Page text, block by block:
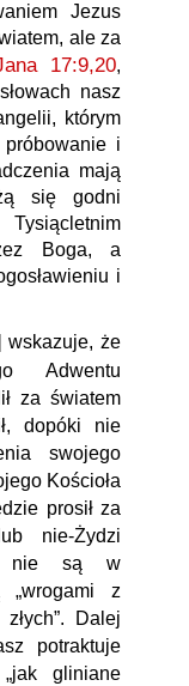
Jezus
ale za
17:9,20,
nasz
którym
i
mają
się godni
Boga, a
i
wskazuje, że
Adwentu
za światem
dopóki nie
swojego
Kościoła
prosił za
nie-Żydzi
nie są w
z
Dalej
potraktuje
gliniane